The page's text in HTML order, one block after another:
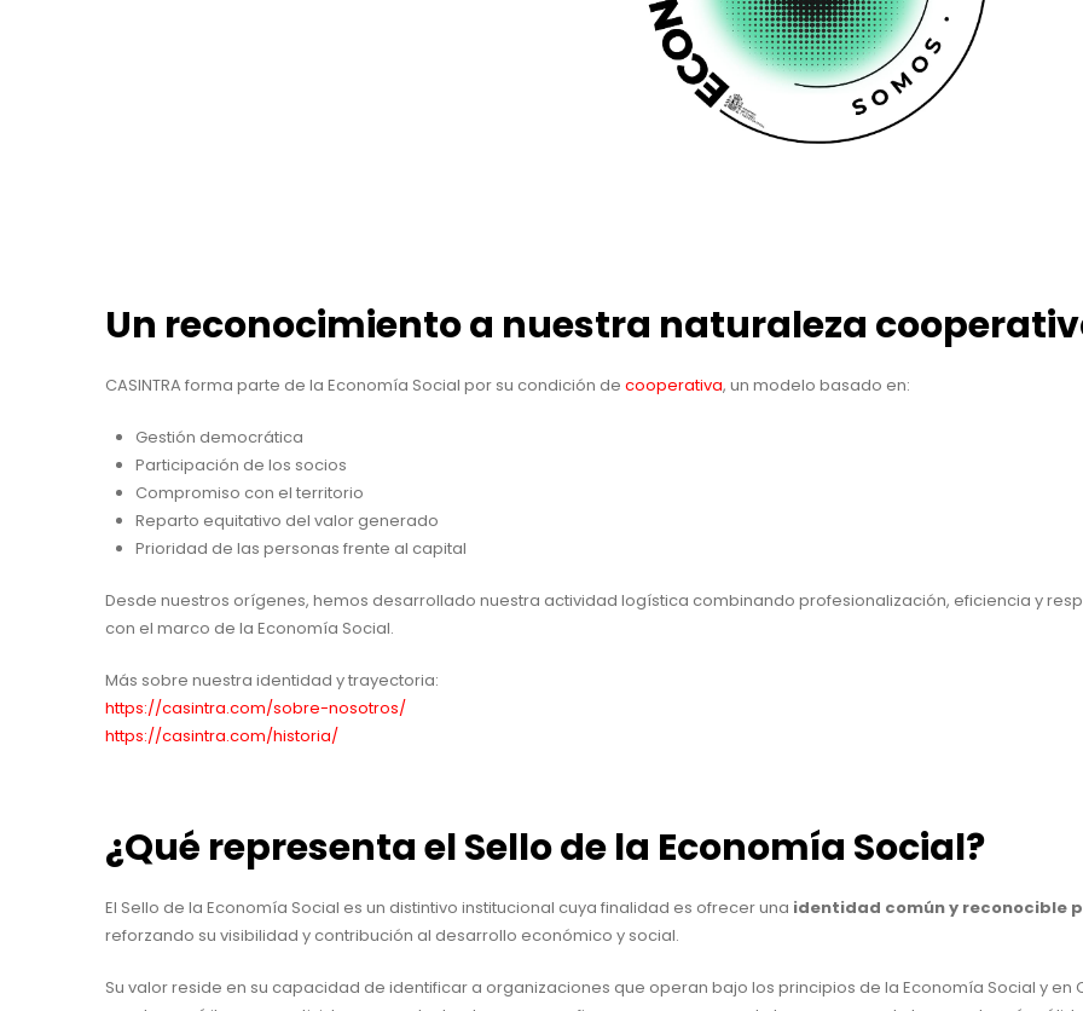
Un reconocimiento a nuestra naturaleza
CASINTRA forma parte de la Economía Social por su condición de cooperativa, un modelo basado en:
Gestión democrática
Participación de los socios
Compromiso con el territorio
Reparto equitativo del valor generado
Prioridad de las personas frente al capital
Desde nuestros orígenes, hemos desarrollado nuestra actividad logística combinando profesionalización, eficiencia y
con el marco de la Economía Social.
Más sobre nuestra identidad y trayectoria:
https://casintra.com/sobre-nosotros/
https://casintra.com/historia/
¿Qué representa el Sello de la Economía Social?
El Sello de la Economía Social es un distintivo institucional cuya finalidad es ofrecer una identidad común y reconocible
reforzando su visibilidad y contribución al desarrollo económico y social.
Su valor reside en su capacidad de identificar a organizaciones que operan bajo los principios de la Economía Social y en